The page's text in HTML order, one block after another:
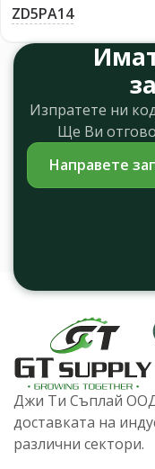
ZD5PA14
Изпратете ни
Ще Ви
Направете
Джи Ти Съплай
доставката на
различни сектори.